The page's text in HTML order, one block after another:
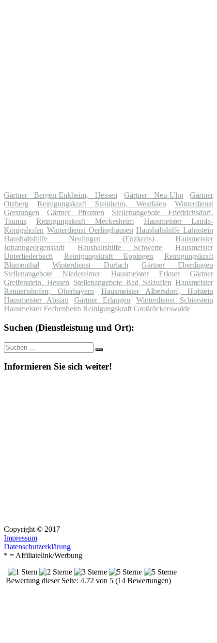
Gärtner Bergen-Enkheim, Hessen Gärtner Neu-Ulm
Gärtner
Otzberg
Reinigungskraft Steinheim, Westfalen
Winterdienst
Gerstungen
Gärtner Pfronten
Stellenangebote Friedrichsdorf,
Taunus
Reinigungskraft Meckesheim
Hausmeister Lauda-
Königshofen Winterdienst Oerlinghausen Haushaltshilfe Lahnstein
Haushaltshilfe Neulingen (Enzkreis)
Hausmeister
Johanngeorgenstadt
Haushaltshilfe Schwerte
Hausmeister
Unterliederbach
Reinigungskraft Eppingen
Reinigungskraft
Blumenthal
Winterdienst Durlach
Gärtner Eberdingen
Stellenangebote Niedereimer
Hausmeister Erkner
Gärtner
Greifenstein, Hessen
Stellenangebote Bad Salzuflen Hausmeister
Rennertshofen, Oberbayern
Hausmeister Albersdorf, Holstein
Hausmeister Abstatt
Gärtner Erlangen
Winterdienst Schierstein
Hausmeister Fechenheim Reinigungskraft Großrückerswalde
Suchen (Dienstleistung und Ort):
Suche
nach:
Suchen
Informieren Sie sich weiter!
Copyright © 2017
Impressum
Datenschutzerklärung
* = Affiliatelink/Werbung
Bewertung dieser Seite: 4.72 von 5 (14 Bewertungen)